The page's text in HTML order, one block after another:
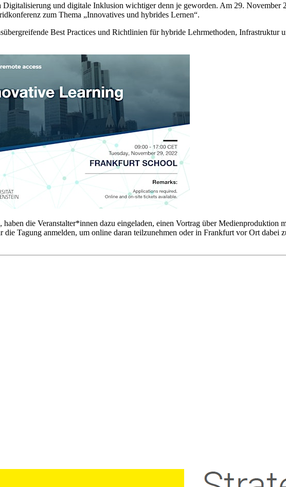
Digitalisierung und digitale Inklusion wichtiger denn je geworden. Am 29.
zum Thema „Innovatives und hybrides Lernen“.
Best Practices und Richtlinien für hybride Lehrmethoden,
die Veranstalter*innen dazu eingeladen, einen Vortrag über
Tagung anmelden, um online daran teilzunehmen oder in Frankfurt vor Ort dabei